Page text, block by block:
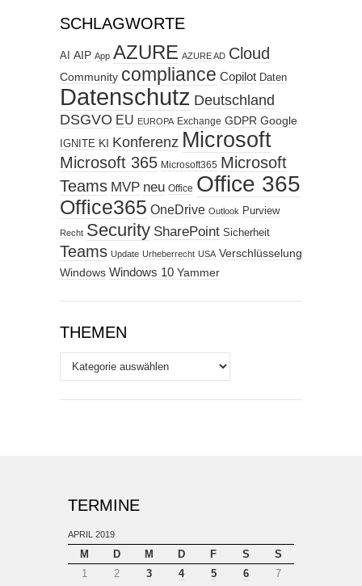
SCHLAGWORTE
AI AIP App AZURE AZURE AD Cloud
Community compliance Copilot Daten
Datenschutz Deutschland
DSGVO EU EUROPA Exchange GDPR Google
IGNITE KI Konferenz Microsoft
Microsoft 365 Microsoft365 Microsoft
Teams MVP neu Office Office 365
Office365 OneDrive Outlook Purview
Recht Security SharePoint Sicherheit
Teams Update Urheberrecht USA Verschlüsselung
Windows Windows 10 Yammer
THEMEN
Themen
TERMINE
APRIL 2019
M D M D F S
S
1
2 3 4 5 6 7